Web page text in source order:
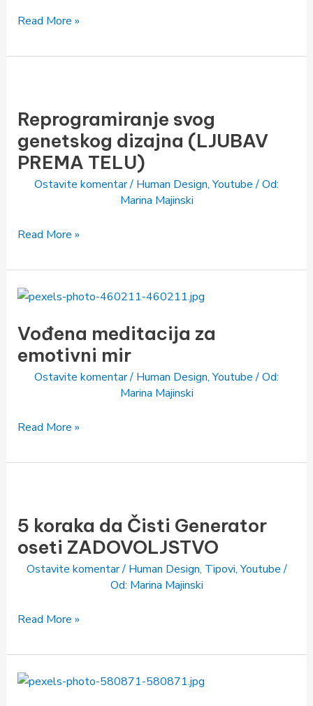
NIJE
Read More »
Reprogramiranje svog
genetskog dizajna (LJUBAV
PREMA TELU)
Ostavite komentar/ Human Design,Youtube/ Od:
Marina Majinski
genetskog
dizajna
(LJUBAV
PREMA
TELU)
Read More »
Vođena meditacija za
emotivni mir
Ostavite komentar/ Human Design,Youtube/ Od:
Marina Majinski
Vođena
za
emotivni
Read More »
5 koraka da Čisti Generator
oseti ZADOVOLJSTVO
Ostavite komentar/ Human Design, Tipovi,Youtube/
Od: Marina Majinski
da
Čisti
Read More »
Vođena